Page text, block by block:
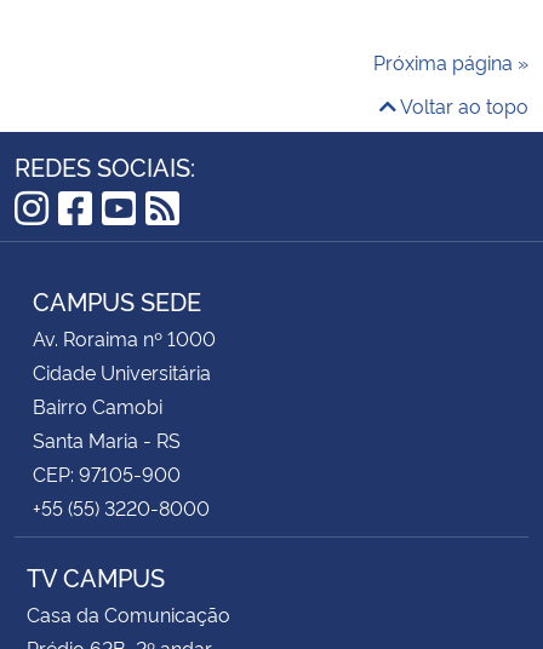
Próxima página »
Voltar ao topo
REDES SOCIAIS:
Instagram
Facebook
YouTube
RSS
CAMPUS SEDE
Av. Roraima nº 1000
Cidade Universitária
Bairro Camobi
Santa Maria - RS
CEP: 97105-900
+55 (55) 3220-8000
TV CAMPUS
Casa da Comunicação